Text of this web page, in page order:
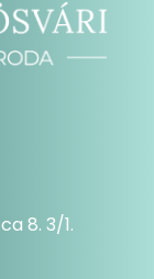
8. 3/1.